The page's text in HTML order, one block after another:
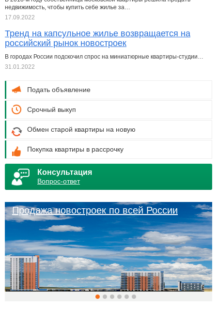
недвижимость, чтобы купить себе жилье за…
17.09.2022
Тренд на капсульное жилье возвращается на
российский рынок новостроек
В городах России подскочил спрос на миниатюрные квартиры-студии…
31.01.2022
Подать объявление
Срочный выкуп
Обмен старой квартиры на новую
Покупка квартиры в рассрочку
Консультация
Вопрос-ответ
Продажа новостроек по всей России